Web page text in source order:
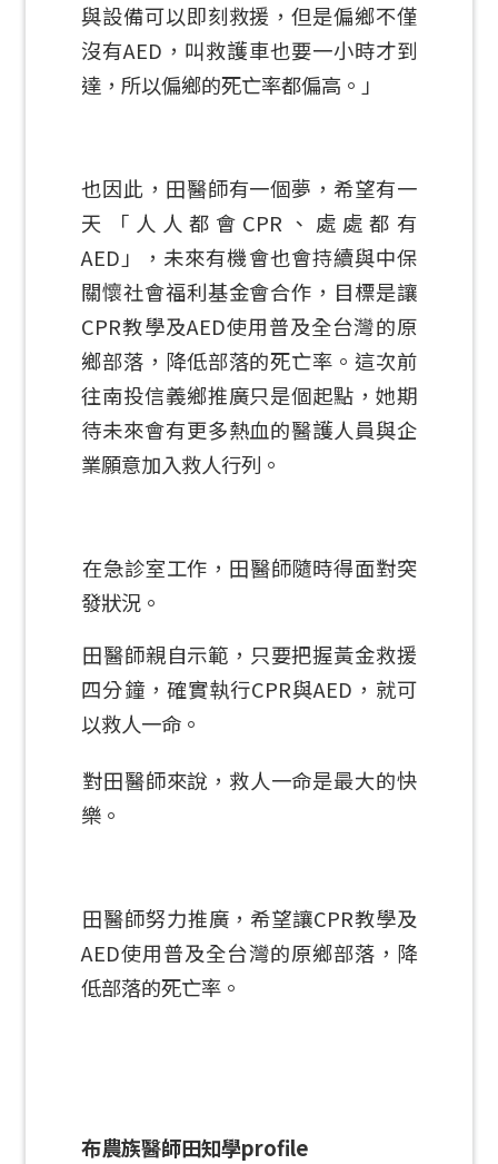
與設備可以即刻救援，但是偏鄉不僅
沒有AED，叫救護車也要一小時才到
達，所以偏鄉的死亡率都偏高。」
也因此，田醫師有一個夢，希望有一
天「人人都會CPR、處處都有
AED」，未來有機會也會持續與中保
關懷社會福利基金會合作，目標是讓
CPR教學及AED使用普及全台灣的原
鄉部落，降低部落的死亡率。這次前
往南投信義鄉推廣只是個起點，她期
待未來會有更多熱血的醫護人員與企
業願意加入救人行列。
在急診室工作，田醫師隨時得面對突
發狀況。
田醫師親自示範，只要把握黃金救援
四分鐘，確實執行CPR與AED，就可
以救人一命。
對田醫師來說，救人一命是最大的快
樂。
田醫師努力推廣，希望讓CPR教學及
AED使用普及全台灣的原鄉部落，降
低部落的死亡率。
布農族醫師田知學profile